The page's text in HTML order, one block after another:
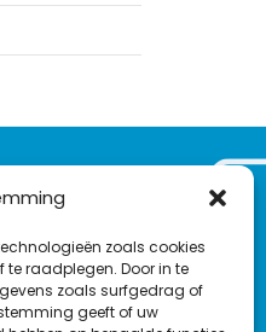
zoals cookies
raadplegen. Door in te
zoals surfgedrag of
geeft of uw
F
a
c
Y
o
u
C
o
n